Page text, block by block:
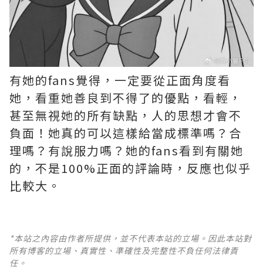
有她的fans覺得，一定要從正面角度看
她，看重她善良到不得了的優點，看輕，
甚至無視她的所有缺點，人的思想才會不
負面！她真的可以這樣給當成標準嗎？合
理嗎？有說服力嗎？她的fans看到有關她
的，不是100%正面的評論時，反應也似乎
比較大。 ​​​
*本站之內容由作者所提供，並不代表本站的立場。因此本站對
所有博客的立場、真實性、準確性及完整性不負任何法律責
任。